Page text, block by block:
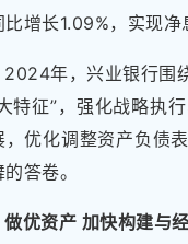
比增长1.09%，实现
2024年，兴业银行围
特征”，强化战略执
，优化调整资产负债
答卷。
做优资产 加快构建与